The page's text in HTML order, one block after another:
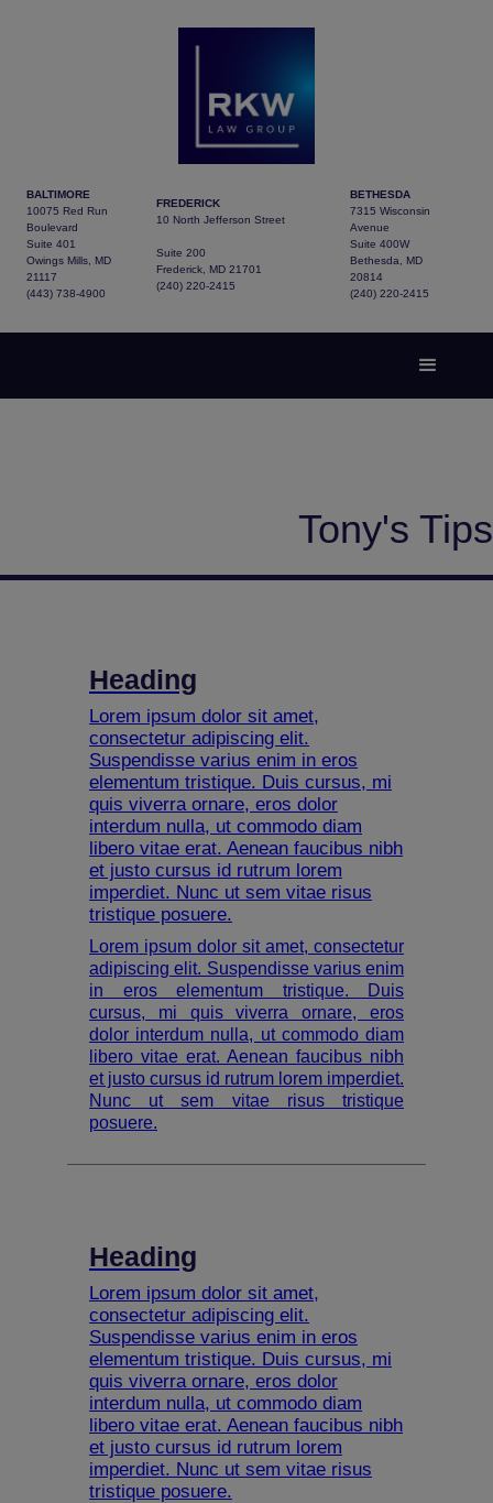
BALTIMORE
10075 Red Run
Boulevard
Suite 401
Owings Mills, MD
21117
(443) 738-4900
FREDERICK
10 North Jefferson Street
Suite 200
Frederick, MD 21701
(240) 220-2415
BETHESDA
7315 Wisconsin
Avenue
Suite 400W
Bethesda, MD
20814
(240) 220-2415
Tony's Tips
Heading
Lorem ipsum dolor sit amet,
consectetur adipiscing elit.
Suspendisse varius enim in eros
elementum tristique. Duis cursus, mi
quis viverra ornare, eros dolor
interdum nulla, ut commodo diam
libero vitae erat. Aenean faucibus nibh
et justo cursus id rutrum lorem
imperdiet. Nunc ut sem vitae risus
tristique posuere.
Lorem ipsum dolor sit amet, consectetur
adipiscing elit. Suspendisse varius enim
in eros elementum tristique. Duis
cursus, mi quis viverra ornare, eros
dolor interdum nulla, ut commodo diam
libero vitae erat. Aenean faucibus nibh
et justo cursus id rutrum lorem imperdiet.
Nunc ut sem vitae risus tristique
posuere.
Heading
Lorem ipsum dolor sit amet,
consectetur adipiscing elit.
Suspendisse varius enim in eros
elementum tristique. Duis cursus, mi
quis viverra ornare, eros dolor
interdum nulla, ut commodo diam
libero vitae erat. Aenean faucibus nibh
et justo cursus id rutrum lorem
imperdiet. Nunc ut sem vitae risus
tristique posuere.